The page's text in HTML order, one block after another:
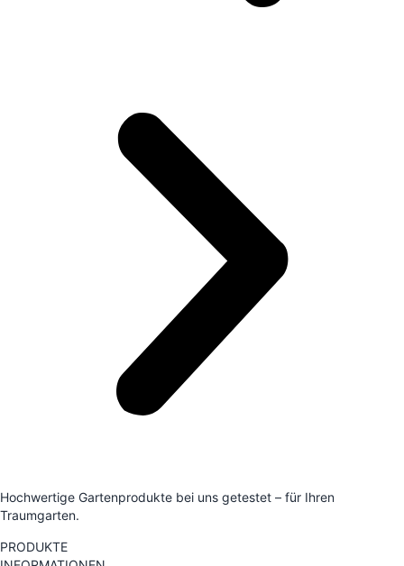
Hochwertige Gartenprodukte bei uns getestet – für Ihren
Traumgarten.
PRODUKTE